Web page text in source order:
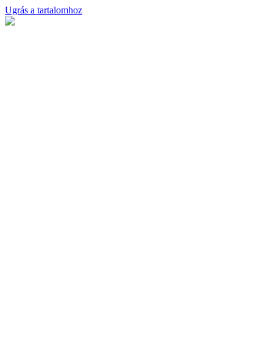
Ugrás a tartalomhoz